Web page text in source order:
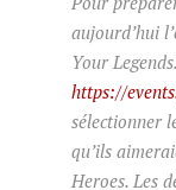
aujourd’hui
Your
https://
sélectionner
qu’ils
Heroes. Les